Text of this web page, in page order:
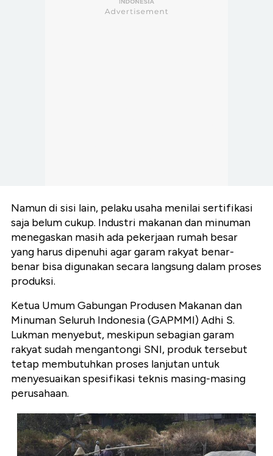
Namun di sisi lain, pelaku usaha menilai sertifikasi
saja belum cukup. Industri makanan dan minuman
menegaskan masih ada pekerjaan rumah besar
yang harus dipenuhi agar garam rakyat benar-
benar bisa digunakan secara langsung dalam proses
produksi.
Ketua Umum Gabungan Produsen Makanan dan
Minuman Seluruh Indonesia (GAPMMI) Adhi S.
Lukman menyebut, meskipun sebagian garam
rakyat sudah mengantongi SNI, produk tersebut
tetap membutuhkan proses lanjutan untuk
menyesuaikan spesifikasi teknis masing-masing
perusahaan.